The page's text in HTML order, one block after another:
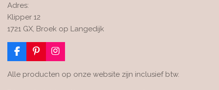
Adres:
Klipper 12
1721 GX, Broek op Langedijk
F
a
c
P
i
n
I
n
s
Alle producten op onze website zijn inclusief btw.